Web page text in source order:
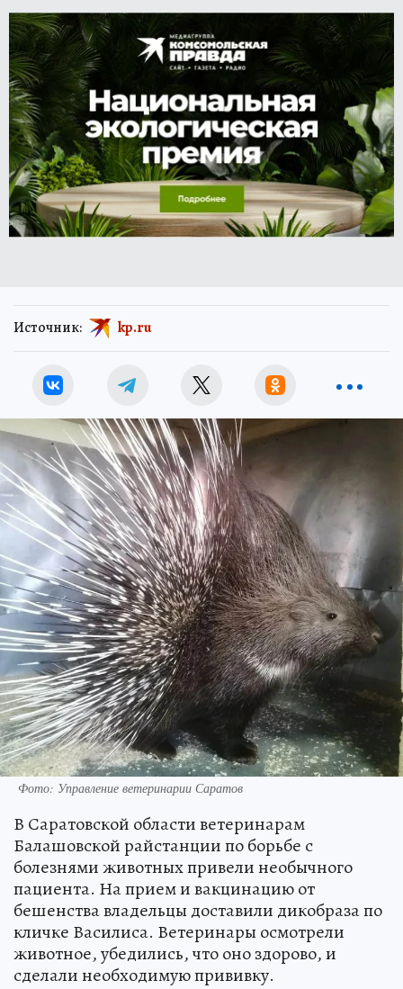
Источник: kp.ru
Фото: Управление ветеринарии Саратов
В Саратовской области ветеринарам
Балашовской райстанции по борьбе с
болезнями животных привели необычного
пациента. На прием и вакцинацию от
бешенства владельцы доставили дикобраза по
кличке Василиса. Ветеринары осмотрели
животное, убедились, что оно здорово, и
сделали необходимую прививку.